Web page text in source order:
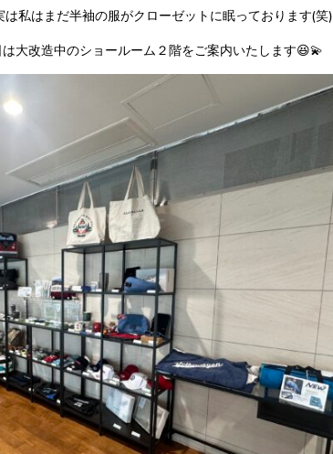
私はまだ半袖の服がクローゼットに眠っております(笑)
大改造中のショールーム２階をご案内いたします😆💫